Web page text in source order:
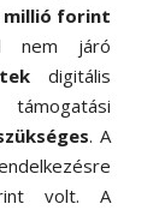
millió forint
nem járó
digitális
. A
volt. A